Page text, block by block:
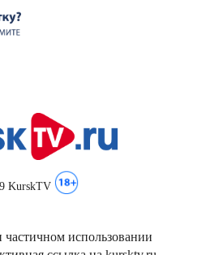
KurskTV
использовании